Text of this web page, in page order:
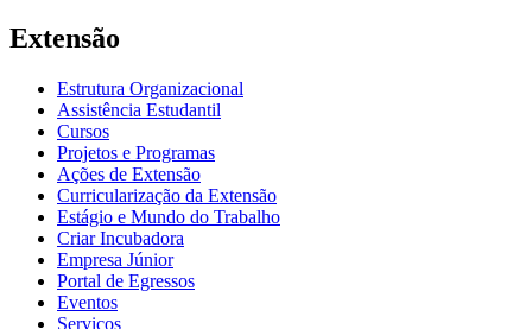
Extensão
Estrutura Organizacional
Assistência Estudantil
Cursos
Projetos e Programas
Ações de Extensão
Curricularização da Extensão
Estágio e Mundo do Trabalho
Criar Incubadora
Empresa Júnior
Portal de Egressos
Eventos
Serviços